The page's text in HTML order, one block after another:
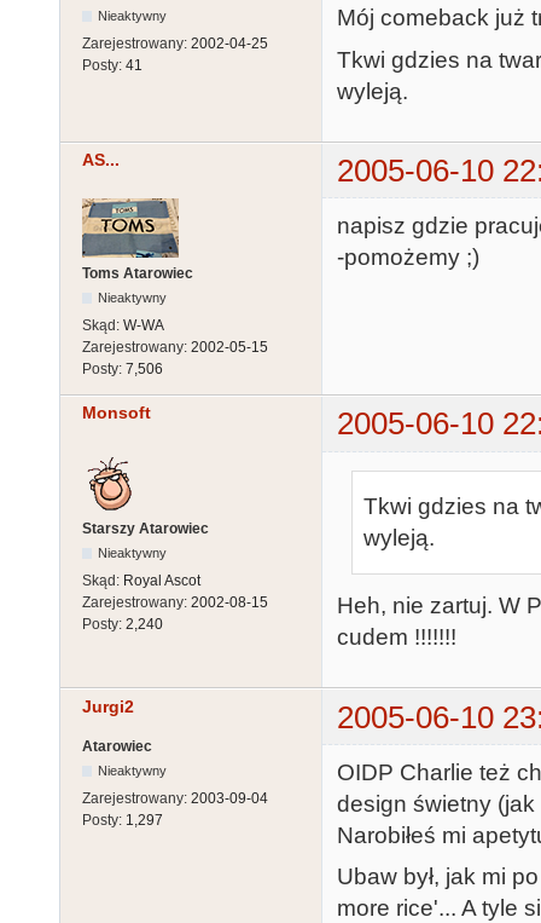
Nieaktywny
Zarejestrowany: 2002-04-25
Posty: 41
Mój comeback już
Tkwi gdzies na
wyleją.
AS... 2005-06-10
Toms Atarowiec
Nieaktywny
Skąd: W-WA
Zarejestrowany: 2002-05-15
Posty: 7,506
napisz gdzie
-pomożemy ;)
Monsoft 2005-06-10
Starszy Atarowiec
Nieaktywny
Skąd: Royal Ascot
Zarejestrowany: 2002-08-15
Posty: 2,240
Tkwi gdzies na
wyleją.
Heh, nie zartuj. W
cudem !!!!!!!
Jurgi2 2005-06-10
Atarowiec
Nieaktywny
Zarejestrowany: 2003-09-04
Posty: 1,297
OIDP Charlie też
design świetny
Narobiłeś mi
Ubaw był, jak mi
more rice'... A tyle